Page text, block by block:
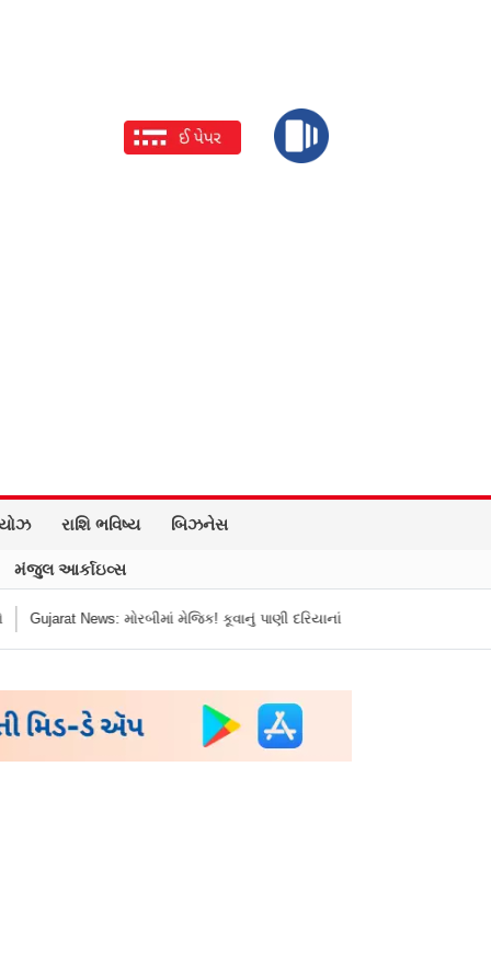
રાશિ ભવિષ્ય બિઝનેસ
મંજુલ આર્કાઇવ્સ
મેજિક! કૂવાનું પાણી દરિયાનાં મોજાંની જેમ ઊછળવા લાગ્યું, શું કહે છે નિષ્ણાતો?